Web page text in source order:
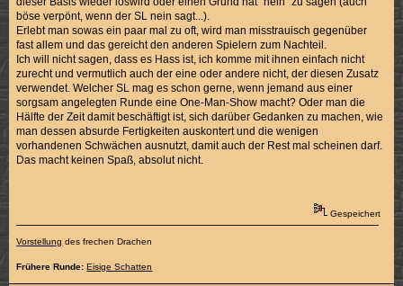
böse verpönt, wenn der SL nein sagt...).
Erlebt man sowas ein paar mal zu oft, wird man misstrauisch gegenüber
fast allem und das gereicht den anderen Spielern zum Nachteil.
Ich will nicht sagen, dass es Hass ist, ich komme mit ihnen einfach nicht
zurecht und vermutlich auch der eine oder andere nicht, der diesen Zusatz
verwendet. Welcher SL mag es schon gerne, wenn jemand aus einer
sorgsam angelegten Runde eine One-Man-Show macht? Oder man die
Hälfte der Zeit damit beschäftigt ist, sich darüber Gedanken zu machen, wie
man dessen absurde Fertigkeiten auskontert und die wenigen
vorhandenen Schwächen ausnutzt, damit auch der Rest mal scheinen darf.
Das macht keinen Spaß, absolut nicht.
Gespeichert
Vorstellung des frechen Drachen
Frühere Runde: Eisige Schatten